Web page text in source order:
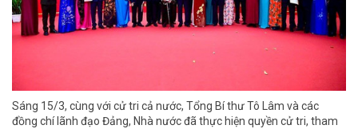
Sáng 15/3, cùng với cử tri cả nước, Tổng Bí thư Tô Lâm và các
đồng chí lãnh đạo Đảng, Nhà nước đã thực hiện quyền cử tri, tham